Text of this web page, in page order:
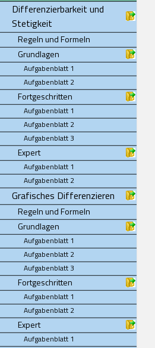
Differenzierbarkeit und
Stetigkeit
Regeln und Formeln
Grundlagen
Aufgabenblatt 1
Aufgabenblatt 2
Fortgeschritten
Aufgabenblatt 1
Aufgabenblatt 2
Aufgabenblatt 3
Expert
Aufgabenblatt 1
Aufgabenblatt 2
Grafisches Differenzieren
Regeln und Formeln
Grundlagen
Aufgabenblatt 1
Aufgabenblatt 2
Aufgabenblatt 3
Fortgeschritten
Aufgabenblatt 1
Aufgabenblatt 2
Expert
Aufgabenblatt 1